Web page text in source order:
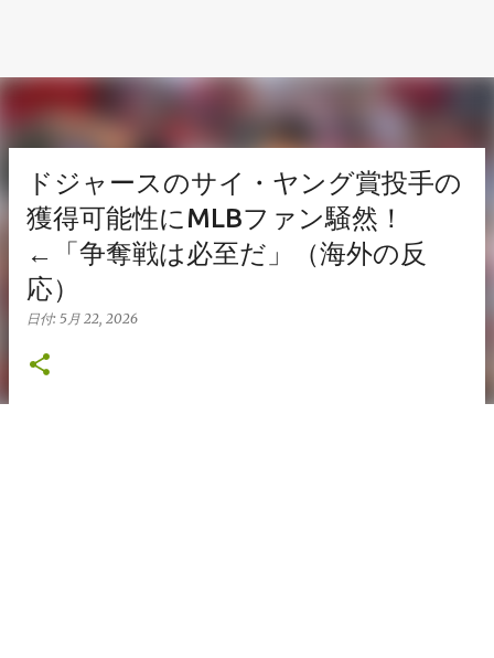
ドジャースのサイ・ヤング賞投手の
獲得可能性にMLBファン騒然！
←「争奪戦は必至だ」（海外の反
応）
日付: 5月 22, 2026